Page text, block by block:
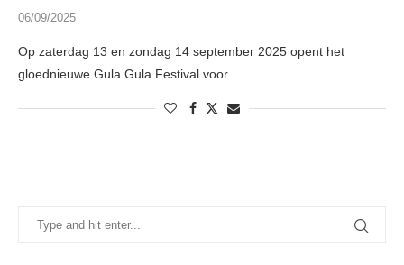
06/09/2025
Op zaterdag 13 en zondag 14 september 2025 opent het
gloednieuwe Gula Gula Festival voor …